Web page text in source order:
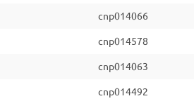
cnp014066
cnp014578
cnp014063
cnp014492